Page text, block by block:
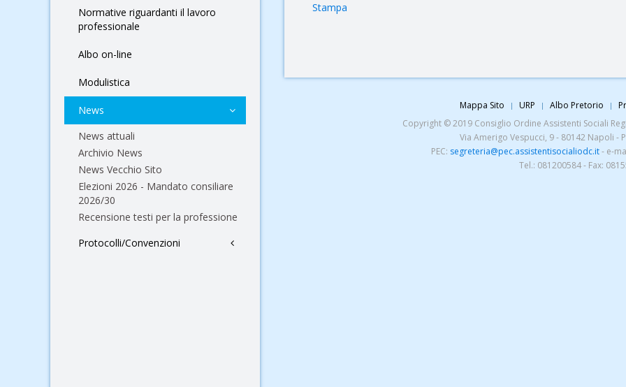
Normative riguardanti il lavoro
professionale
Albo on-line
Modulistica
News
News attuali
Archivio News
News Vecchio Sito
Elezioni 2026 - Mandato consiliare
2026/30
Recensione testi per la professione
Protocolli/Convenzioni
Stampa
Mappa Sito URP Albo Pretorio
Copyright © 2019 Consiglio Ordine Assistenti Sociali
Via Amerigo Vespucci, 9 - 80142 Napoli -
PEC: segreteria@pec.assistentisocialiodc.it- e-
Tel.: 081200584 - Fax: